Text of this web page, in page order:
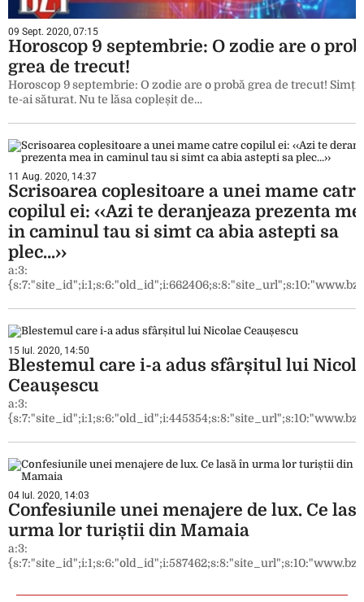
09 Sept. 2020, 07:15
Horoscop 9 septembrie: O zodie are o
grea de trecut!
Horoscop 9 septembrie: O zodie are o probă grea de trecut! Simți
te-ai săturat. Nu te lăsa copleșit de…
11 Aug. 2020, 14:37
Scrisoarea coplesitoare a unei mame
copilul ei: ‹‹Azi te deranjeaza prezenta
in caminul tau si simt ca abia astepti sa
plec…››
a:3:
15 Iul. 2020, 14:50
Blestemul care i-a adus sfârșitul lui
Ceaușescu
a:3:
04 Iul. 2020, 14:03
Confesiunile unei menajere de lux. Ce
urma lor turiștii din Mamaia
a:3: